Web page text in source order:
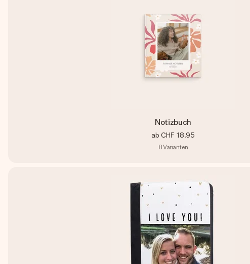
Notizbuch
ab CHF 18.95
8Varianten